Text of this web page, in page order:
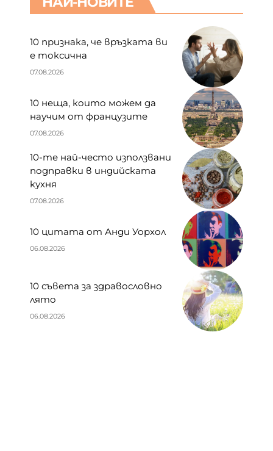
10 признака, че връзката ви
е токсична
07.08.2026
10 неща, които можем да
научим от французите
07.08.2026
10-те най-често използвани
подправки в индийската
кухня
07.08.2026
10 цитата от Анди Уорхол
06.08.2026
10 съвета за здравословно
лято
06.08.2026